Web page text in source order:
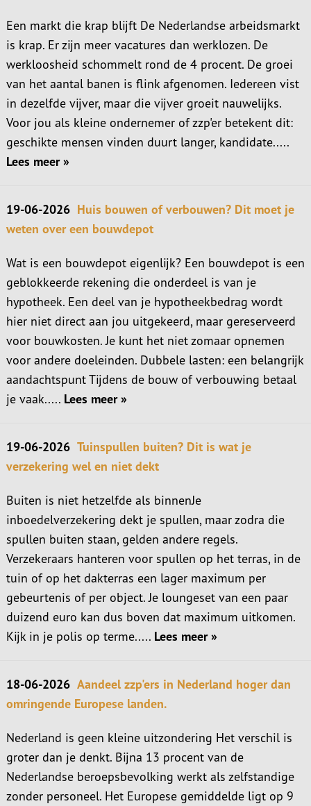
Een markt die krap blijft De Nederlandse arbeidsmarkt
is krap. Er zijn meer vacatures dan werklozen. De
werkloosheid schommelt rond de 4 procent. De groei
van het aantal banen is flink afgenomen. Iedereen vist
in dezelfde vijver, maar die vijver groeit nauwelijks.
Voor jou als kleine ondernemer of zzp'er betekent dit:
geschikte mensen vinden duurt langer, kandidate.....
Lees meer »
19-06-2026 Huis bouwen of verbouwen? Dit moet je
weten over een bouwdepot
Wat is een bouwdepot eigenlijk? Een bouwdepot is een
geblokkeerde rekening die onderdeel is van je
hypotheek. Een deel van je hypotheekbedrag wordt
hier niet direct aan jou uitgekeerd, maar gereserveerd
voor bouwkosten. Je kunt het niet zomaar opnemen
voor andere doeleinden. Dubbele lasten: een belangrijk
aandachtspunt Tijdens de bouw of verbouwing betaal
je vaak..... Lees meer »
19-06-2026 Tuinspullen buiten? Dit is wat je
verzekering wel en niet dekt
Buiten is niet hetzelfde als binnenJe
inboedelverzekering dekt je spullen, maar zodra die
spullen buiten staan, gelden andere regels.
Verzekeraars hanteren voor spullen op het terras, in de
tuin of op het dakterras een lager maximum per
gebeurtenis of per object. Je loungeset van een paar
duizend euro kan dus boven dat maximum uitkomen.
Kijk in je polis op terme..... Lees meer »
18-06-2026 Aandeel zzp'ers in Nederland hoger dan
omringende Europese landen.
Nederland is geen kleine uitzondering Het verschil is
groter dan je denkt. Bijna 13 procent van de
Nederlandse beroepsbevolking werkt als zelfstandige
zonder personeel. Het Europese gemiddelde ligt op 9